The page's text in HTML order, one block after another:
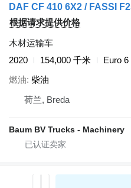
根据请求提供价格
木材运输车
2020
154,000 千米
Euro 6
燃油 柴油
荷兰, Breda
Baum BV Trucks - Machinery